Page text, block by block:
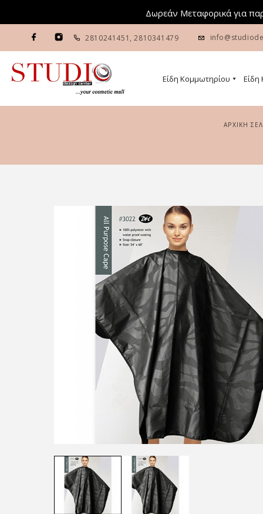
Δωρεάν Μεταφορικά για
2810241451 , 2810341479
Είδη Κομμωτηρίου Είδη
ΑΡΧΙΚΉ